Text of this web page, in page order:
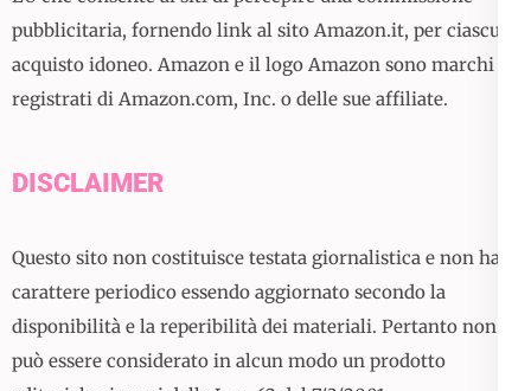
pubblicitaria, fornendo link al sito Amazon.it, per ciascun
acquisto idoneo. Amazon e il logo Amazon sono marchi
registrati di Amazon.com, Inc. o delle sue affiliate.
DISCLAIMER
Questo sito non costituisce testata giornalistica e non ha
carattere periodico essendo aggiornato secondo la
disponibilità e la reperibilità dei materiali. Pertanto non
può essere considerato in alcun modo un prodotto